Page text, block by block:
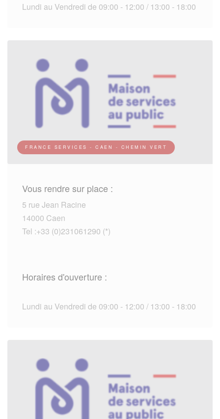
Lundi au Vendredi de 09:00 - 12:00 / 13:00 - 18:00
FRANCE SERVICES - CAEN - CHEMIN VERT
Vous rendre sur place :
5 rue Jean Racine
14000 Caen
Tel :+33 (0)231061290 (*)
Horaires d'ouverture :
Lundi au Vendredi de 09:00 - 12:00 / 13:00 - 18:00